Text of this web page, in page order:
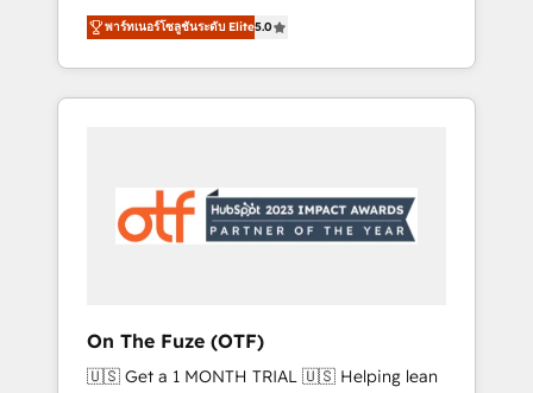
compliance expertise. - A team of 250+
experts dedicated to your resilient growth.
transformation. We help companies activate
HubSpot’s AI-powered customer platform
and operationalize HubSpot’s Loop
Marketing framework through expert-led
Hubs to your buyer journey for clean data,
scalability, & reporting. 🎯Demand Gen &
messaging, & conversion strategy that drive
results. 🤖AI Strategy: Activate Breeze Agents,
พาร์ทเนอร์โซลูชันระดับ Elite5.0
On The Fuze (OTF)
🇺🇸 Get a 1 MONTH TRIAL 🇺🇸 Helping lean